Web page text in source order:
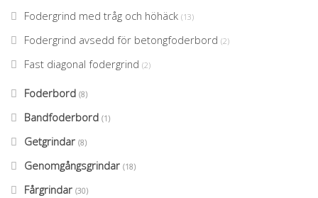
Fodergrind med tråg och höhäck (13)
Fodergrind avsedd för betongfoderbord (2)
Fast diagonal fodergrind (2)
Foderbord (8)
Bandfoderbord (1)
Getgrindar (8)
Genomgångsgrindar (18)
Fårgrindar (30)